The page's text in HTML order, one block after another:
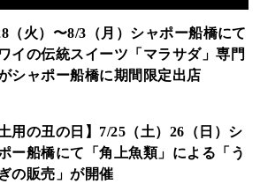
（火）〜8/3（月）シャポー船橋にて
イの伝統スイーツ「マラサダ」専門
シャポー船橋に期間限定出店
土用の丑の日】7/25（土）26（日）シ
ー船橋にて「角上魚類」による「う
の販売」が開催